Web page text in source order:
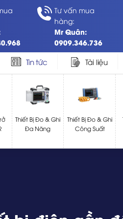
Tư vấn mua
hàng:
Mr Quân:
0909.346.736
Tin tức Tài liệu
Thiết Bị Đo & Ghi
Đa Năng
Thiết Bị Đo & Ghi
Công Suất